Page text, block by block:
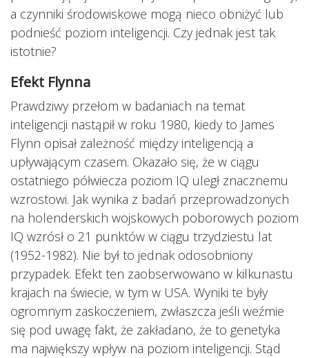
a czynniki środowiskowe mogą nieco obniżyć lub
podnieść poziom inteligencji. Czy jednak jest tak
istotnie?
Efekt Flynna
Prawdziwy przełom w badaniach na temat
inteligencji nastąpił w roku 1980, kiedy to James
Flynn opisał zależność między inteligencją a
upływającym czasem. Okazało się, że w ciągu
ostatniego półwiecza poziom IQ uległ znacznemu
wzrostowi. Jak wynika z badań przeprowadzonych
na holenderskich wojskowych poborowych poziom
IQ wzrósł o 21 punktów w ciągu trzydziestu lat
(1952-1982). Nie był to jednak odosobniony
przypadek. Efekt ten zaobserwowano w kilkunastu
krajach na świecie, w tym w USA. Wyniki te były
ogromnym zaskoczeniem, zwłaszcza jeśli weźmie
się pod uwagę fakt, że zakładano, że to genetyka
ma największy wpływ na poziom inteligencji. Stąd